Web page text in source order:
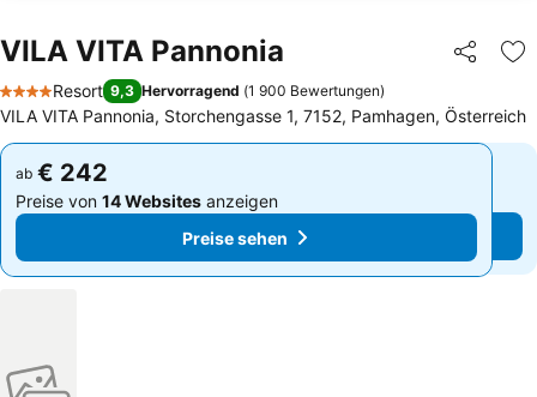
VILA VITA Pannonia Teilen
4 Sterne
Resort 9,3 Hervorragend (1 900 Bewertungen)
VILA VITA Pannonia, Storchengasse 1, 7152, Pamhagen, Österreich
ab € 242
Preise von 14 Websitesanzeigen
Preise sehen
ab € 242
Preise von 14 Websites anzeigen
Preise sehen